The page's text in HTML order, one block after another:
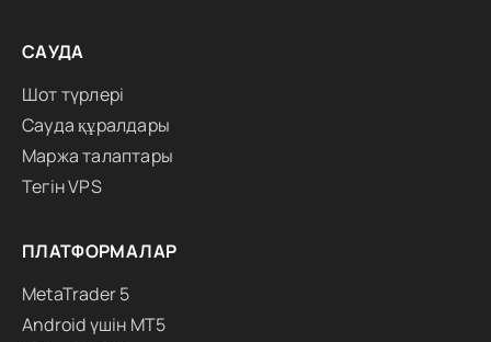
САУДА
Шот түрлері
Сауда құралдары
Маржа талаптары
Тегін VPS
ПЛАТФОРМАЛАР
MetaTrader 5
Android үшін MT5